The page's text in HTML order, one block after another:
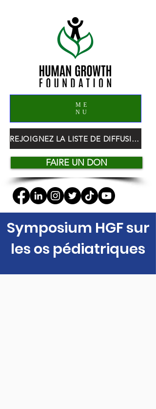
ME
NU
REJOIGNEZ LA LISTE DE DIFFUSION HGF
FAIRE UN DON
Symposium HGF sur
les os pédiatriques